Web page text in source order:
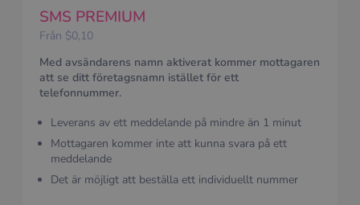
SMS PREMIUM
Från $0,10
Med avsändarens namn aktiverat kommer mottagaren
att se ditt företagsnamn istället för ett
telefonnummer.
Leverans av ett meddelande på mindre än 1 minut
Mottagaren kommer inte att kunna svara på ett
meddelande
Det är möjligt att beställa ett individuellt nummer